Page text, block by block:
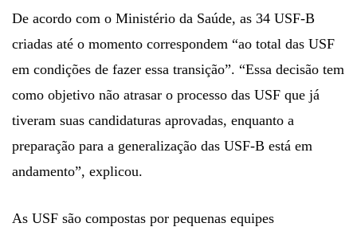
De acordo com o Ministério da Saúde, as 34 USF-B
criadas até o momento correspondem “ao total das USF
em condições de fazer essa transição”. “Essa decisão tem
como objetivo não atrasar o processo das USF que já
tiveram suas candidaturas aprovadas, enquanto a
preparação para a generalização das USF-B está em
andamento”, explicou.
As USF são compostas por pequenas equipes